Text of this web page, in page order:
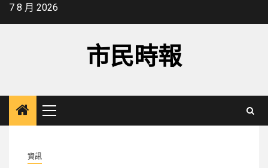
Skip7 8 月 2026
市民時報
Primary
Menu
資訊